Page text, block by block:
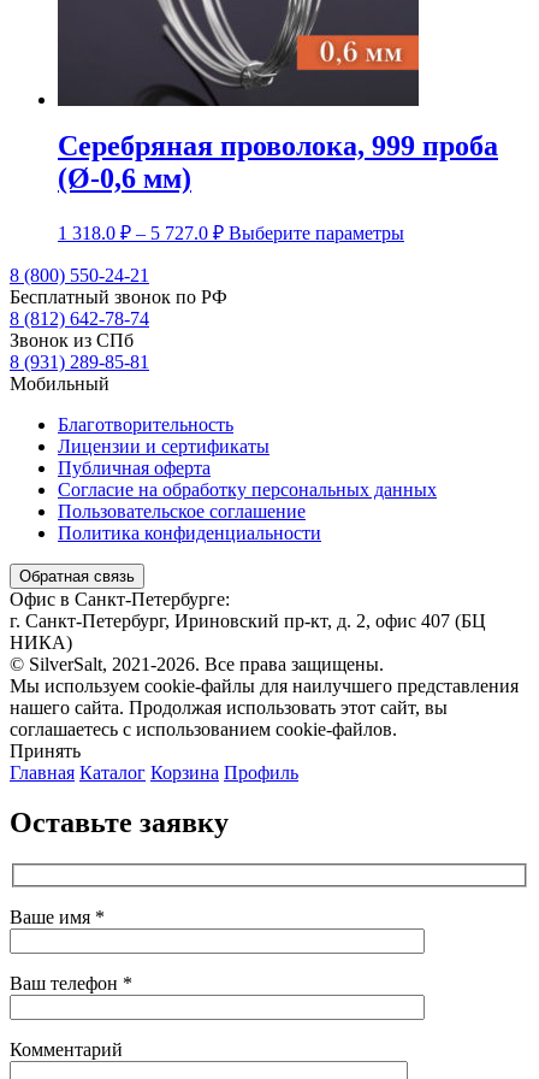
Серебряная проволока, 999 проба
(Ø-0,6 мм)
1 318.0 ₽ – 5 727.0 ₽Диапазон
318.0 ₽
Выберите параметрыЭтот
8 (800) 550-24-21
Бесплатный звонок по РФ
8 (812) 642-78-74
Звонок из СПб
8 (931) 289-85-81
Мобильный
Благотворительность
Лицензии и сертификаты
Публичная оферта
Согласие на обработку персональных данных
Пользовательское соглашение
Политика конфиденциальности
Обратная связь
Офис в Санкт-Петербурге:
г. Санкт-Петербург, Ириновский пр-кт, д. 2, офис 407 (БЦ
НИКА)
© SilverSalt, 2021-2026. Все права защищены.
Мы используем cookie-файлы для наилучшего представления
нашего сайта. Продолжая использовать этот сайт, вы
соглашаетесь с использованием cookie-файлов.
Принять
Главная Каталог Корзина Профиль
Оставьте заявку
Ваше имя *
Ваш телефон *
Комментарий